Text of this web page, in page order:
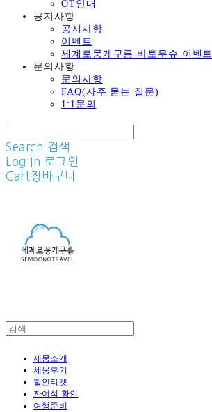
OT안내
공지사항
공지사항
이벤트
세계로뭉게구름 바토무슈 이벤트
문의사항
문의사항
FAQ(자주 묻는 질문)
1:1문의
Search 검색
Log In 로그인
Cart장바구니
세뭉소개
세뭉후기
할인티켓
잔여석 확인
여행준비